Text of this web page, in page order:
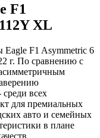
F1
XL
F1 Asymmetric 6
г. По сравнению с
всех
для премиальных
авто и семейных
в плане